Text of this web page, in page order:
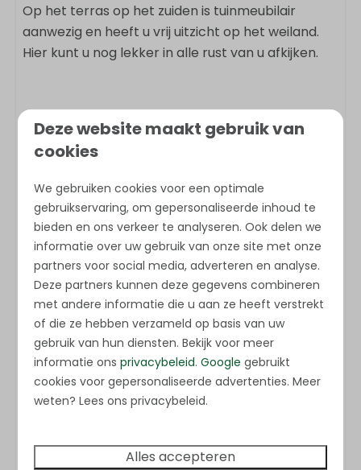
Op het terras op het zuiden is tuinmeubilair
aanwezig en heeft u vrij uitzicht op het weiland.
Hier kunt u nog lekker in alle rust van u afkijken.
Voorzieningen
Badkamer
Douche
Toilet
Wastafel: 1
Slaapkamer
Beddengoed
Kledingkast
Eenpersoonsbed: 4
Wassen en drogen
Toon meer ↓
Deze website maakt gebruik van
cookies
We gebruiken cookies voor een optimale
gebruikservaring, om gepersonaliseerde inhoud te
bieden en ons verkeer te analyseren. Ook delen we
informatie over uw gebruik van onze site met onze
partners voor social media, adverteren en analyse.
Deze partners kunnen deze gegevens combineren
met andere informatie die u aan ze heeft verstrekt
of die ze hebben verzameld op basis van uw
gebruik van hun diensten. Bekijk voor meer
informatie onsprivacybeleid.Google gebruikt
cookies voor gepersonaliseerde advertenties. Meer
weten? Lees ons privacybeleid.
Alles accepteren